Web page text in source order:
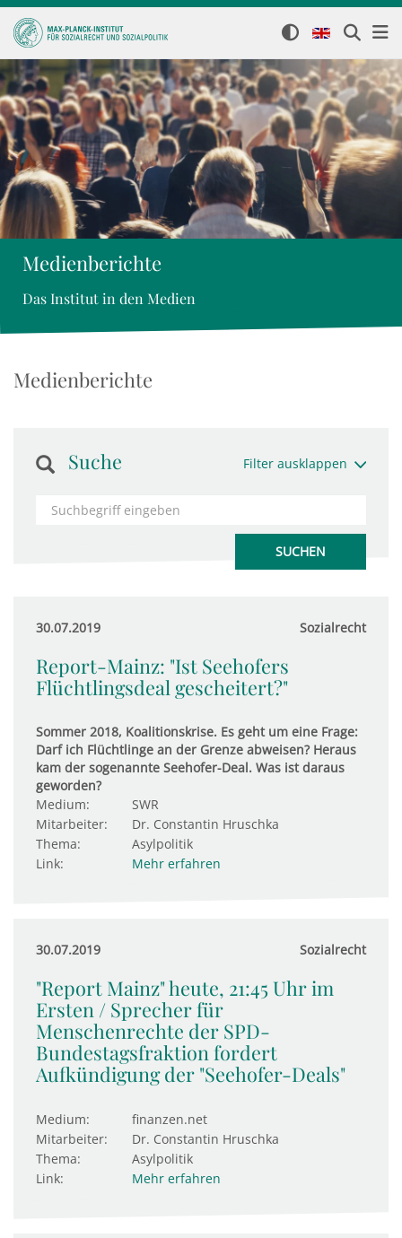
Medienberichte
Das Institut in den Medien
Medienberichte
Suche Filter ausklappen
30.07.2019 Sozialrecht
Report-Mainz: "Ist Seehofers
Flüchtlingsdeal gescheitert?"
Sommer 2018, Koalitionskrise. Es geht um eine Frage:
Darf ich Flüchtlinge an der Grenze abweisen? Heraus
kam der sogenannte Seehofer-Deal. Was ist daraus
geworden?
Medium:
SWR
Mitarbeiter:
Dr. Constantin Hruschka
Thema:
Asylpolitik
Link:
Mehr erfahren
30.07.2019 Sozialrecht
"Report Mainz" heute, 21:45 Uhr im
Ersten / Sprecher für
Menschenrechte der SPD-
Bundestagsfraktion fordert
Aufkündigung der "Seehofer-Deals"
Medium:
finanzen.net
Mitarbeiter:
Dr. Constantin Hruschka
Thema:
Asylpolitik
Link:
Mehr erfahren